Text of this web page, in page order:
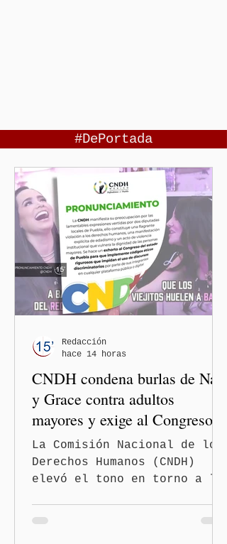
#DePortada
CNDH condena burlas de Nay
y Grace contra adultos
mayores y exige al Congreso
frenar discursos
discriminatorios
La Comisión Nacional de los
Derechos Humanos (CNDH)
elevó el tono en torno a la
Redacción
hace 14 horas